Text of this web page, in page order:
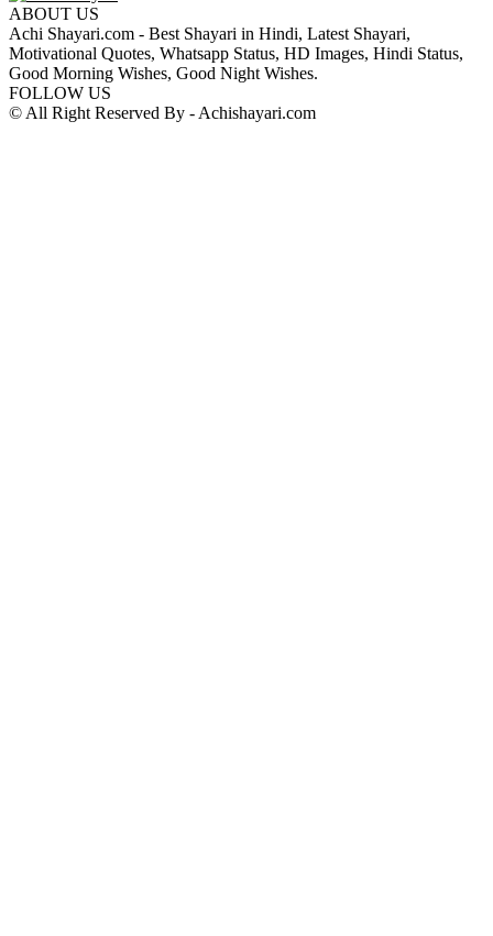
ABOUT US
Achi Shayari.com - Best Shayari in Hindi, Latest Shayari,
Motivational Quotes, Whatsapp Status, HD Images, Hindi Status,
Good Morning Wishes, Good Night Wishes.
FOLLOW US
© All Right Reserved By - Achishayari.com